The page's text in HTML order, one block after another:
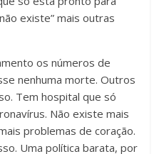
existe” mais outras
os números de
nenhuma morte. Outros
Tem hospital que só
Não existe mais
problemas de coração.
Uma política barata, por